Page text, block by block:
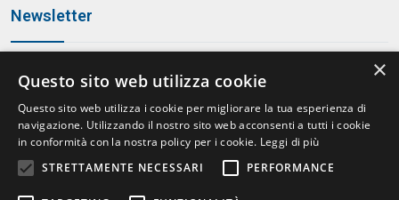
Newsletter
×
Questo sito web utilizza cookie
Questo sito web utilizza i cookie per migliorare la tua esperienza di
navigazione. Utilizzando il nostro sito web acconsenti a tutti i cookie
in conformità con la nostra policy per i cookie. Leggi di più
STRETTAMENTE NECESSARI
PERFORMANCE